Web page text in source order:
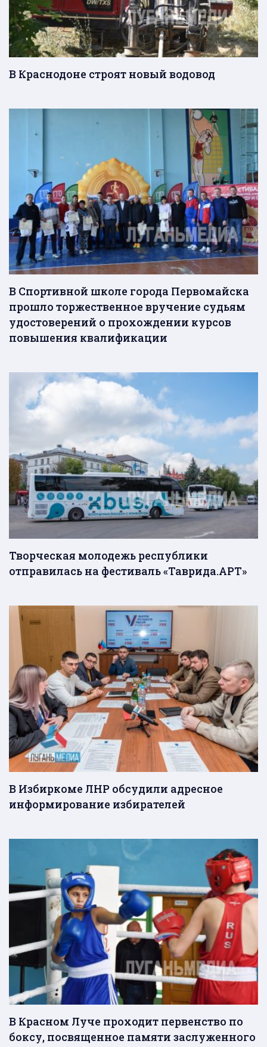
В Краснодоне строят новый водовод
В Спортивной школе города Первомайска
прошло торжественное вручение судьям
удостоверений о прохождении курсов
повышения квалификации
Творческая молодежь республики
отправилась на фестиваль «Таврида.АРТ»
В Избиркоме ЛНР обсудили адресное
информирование избирателей
В Красном Луче проходит первенство по
боксу, посвященное памяти заслуженного